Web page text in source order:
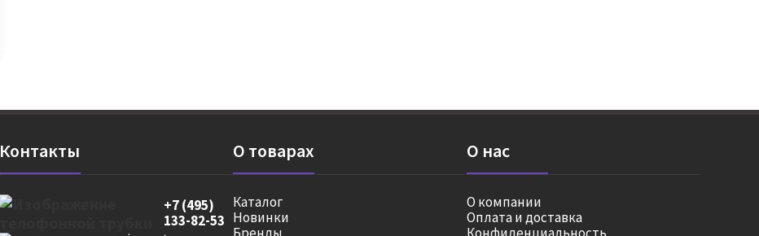
Контакты
+7 (495)
133-82-53
О товарах
Каталог
Новинки
О нас
О компании
Оплата и доставка